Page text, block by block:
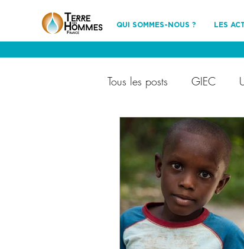
QUI SOMMES-NOUS ? LES
Tous les posts GIEC
Terre des Hommes France
Ils nous soutiennent
partenariat